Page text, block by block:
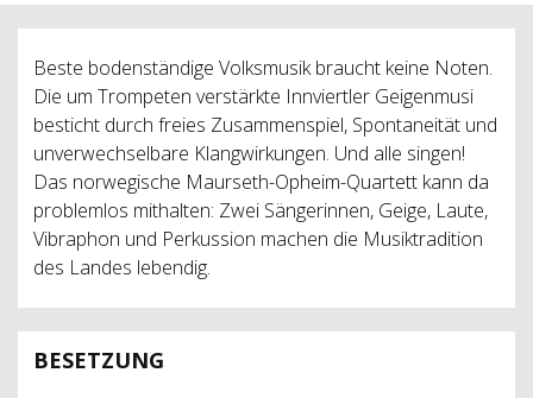
Beste bodenständige Volksmusik braucht keine Noten.
Die um Trompeten verstärkte Innviertler Geigenmusi
besticht durch freies Zusammenspiel, Spontaneität und
unverwechselbare Klangwirkungen. Und alle singen!
Das norwegische Maurseth-Opheim-Quartett kann da
problemlos mithalten: Zwei Sängerinnen, Geige, Laute,
Vibraphon und Perkussion machen die Musiktradition
des Landes lebendig.
BESETZUNG